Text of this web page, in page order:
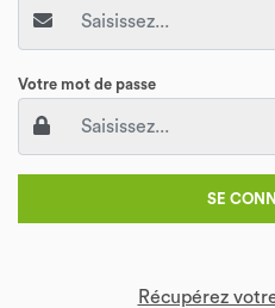
Votre mot de passe
SE
Récupérez